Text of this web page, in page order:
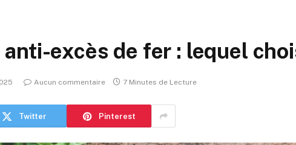
anti-excès de fer : lequel
Aucun commentaire 7 Minutes de Lecture
Twitter Pinterest